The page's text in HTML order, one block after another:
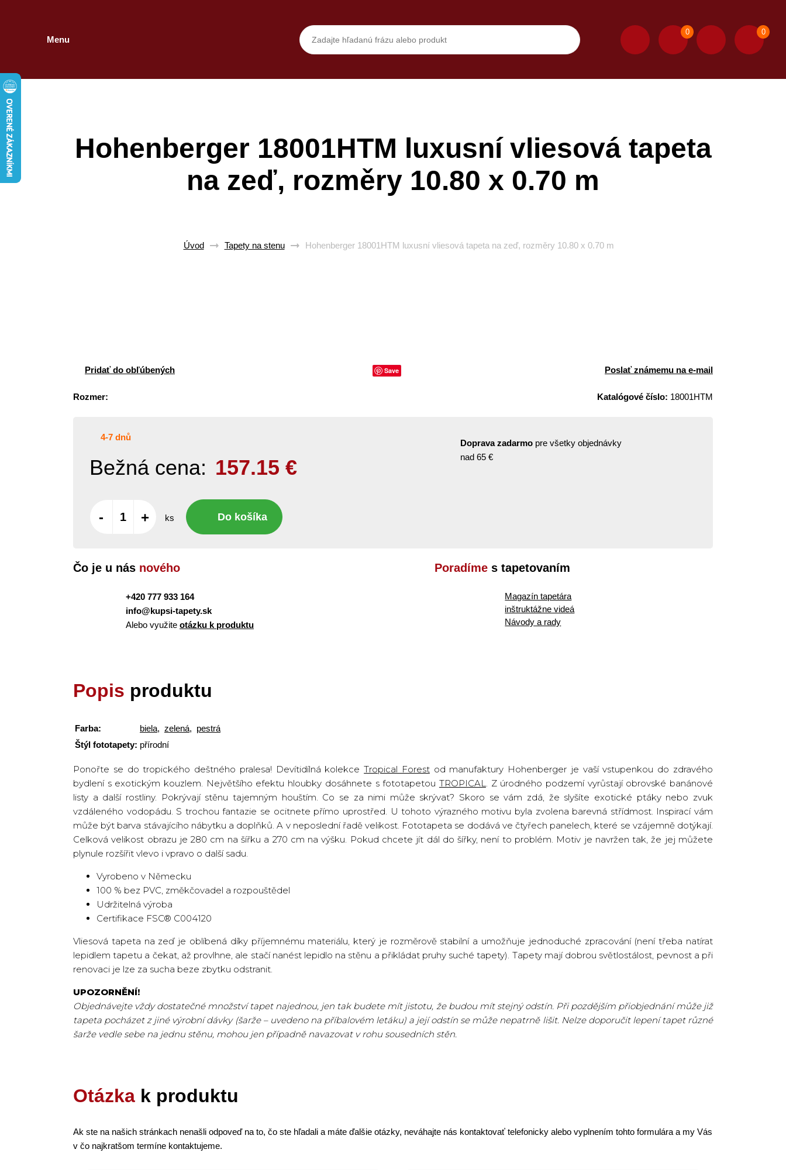
Menu
0 0
Hohenberger 18001HTM luxusní vliesová tapeta
na zeď, rozměry 10.80 x 0.70 m
Úvod Tapety na stenu Hohenberger 18001HTM luxusní vliesová tapeta na zeď, rozměry 10.80 x 0.70 m
Pridať do obľúbených Save Poslať známemu na e-mail
Rozmer: Katalógové číslo: 18001HTM
4-7 dnů
Bežná cena: 157.15 €
- + ks Do košíka
Doprava zadarmo pre všetky objednávky
nad 65 €
Čo je u nás nového
+420 777 933 164
info@kupsi-tapety.sk
Alebo využite otázku k produktu
Poradíme s tapetovaním
Magazín tapetára
inštruktážne videá
Návody a rady
Popis produktu
Farba: biela, zelená, pestrá
Štýl fototapety: přírodní
Ponořte se do tropického deštného pralesa! Devítidílná kolekceTropical Forestod manufaktury Hohenberger je vaší vstupenkou do zdravého
bydlení s exotickým kouzlem. Největšího efektu hloubky dosáhnete s fototapetou TROPICAL. Z úrodného podzemí vyrůstají obrovské banánové
listy a další rostliny. Pokrývají stěnu tajemným houštím. Co se za nimi může skrývat? Skoro se vám zdá, že slyšíte exotické ptáky nebo zvuk
vzdáleného vodopádu. S trochou fantazie se ocitnete přímo uprostřed. U tohoto výrazného motivu byla zvolena barevná střídmost. Inspirací vám
může být barva stávajícího nábytku a doplňků. A v neposlední řadě velikost. Fototapeta se dodává ve čtyřech panelech, které se vzájemně dotýkají.
Celková velikost obrazu je 280 cm na šířku a 270 cm na výšku. Pokud chcete jít dál do šířky, není to problém. Motiv je navržen tak, že jej můžete
plynule rozšířit vlevo i vpravo o další sadu.
Vyrobeno v Německu
100 % bez PVC, změkčovadel a rozpouštědel
Udržitelná výroba
Certifikace FSC® C004120
Vliesová tapeta na zeď je oblíbená díky příjemnému materiálu, který je rozměrově stabilní a umožňuje jednoduché zpracování (není třeba natírat
lepidlem tapetu a čekat, až provlhne, ale stačí nanést lepidlo na stěnu a přikládat pruhy suché tapety). Tapety mají dobrou světlostálost, pevnost a při
renovaci je lze za sucha beze zbytku odstranit.
UPOZORNĚNÍ!
Objednávejte vždy dostatečné množství tapet najednou, jen tak budete mít jistotu, že budou mít stejný odstín. Při pozdějším přiobjednání může již
tapeta pocházet z jiné výrobní dávky (šarže – uvedeno na příbalovém letáku) a její odstín se může nepatrně lišit. Nelze doporučit lepení tapet různé
šarže vedle sebe na jednu stěnu, mohou jen případně navazovat v rohu sousedních stěn.
Otázka k produktu
Ak ste na našich stránkach nenašli odpoveď na to, čo ste hľadali a máte ďalšie otázky, neváhajte nás kontaktovať telefonicky alebo vyplnením tohto formulára a my Vás
v čo najkratšom termíne kontaktujeme.